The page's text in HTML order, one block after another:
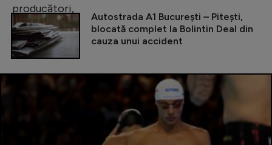
Autostrada A1 București – Pitești,
blocată complet la Bolintin Deal din
cauza unui accident